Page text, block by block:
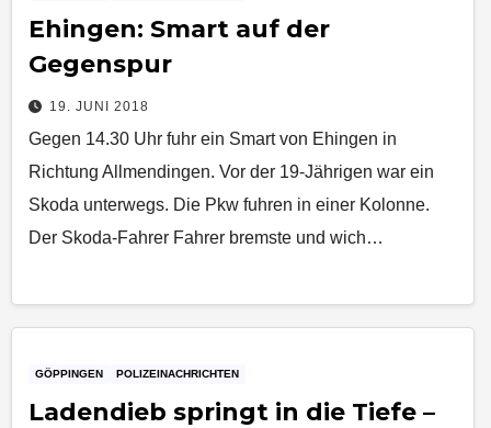
Ehingen: Smart auf der
Gegenspur
19. JUNI 2018
Gegen 14.30 Uhr fuhr ein Smart von Ehingen in
Richtung Allmendingen. Vor der 19-Jährigen war ein
Skoda unterwegs. Die Pkw fuhren in einer Kolonne.
Der Skoda-Fahrer Fahrer bremste und wich…
GÖPPINGEN POLIZEINACHRICHTEN
Ladendieb springt in die Tiefe –